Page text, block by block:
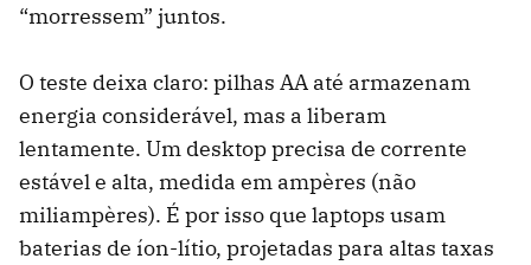
“morressem” juntos.
O teste deixa claro: pilhas AA até armazenam
energia considerável, mas a liberam
lentamente. Um desktop precisa de corrente
estável e alta, medida em ampères (não
miliampères). É por isso que laptops usam
baterias de íon-lítio, projetadas para altas taxas